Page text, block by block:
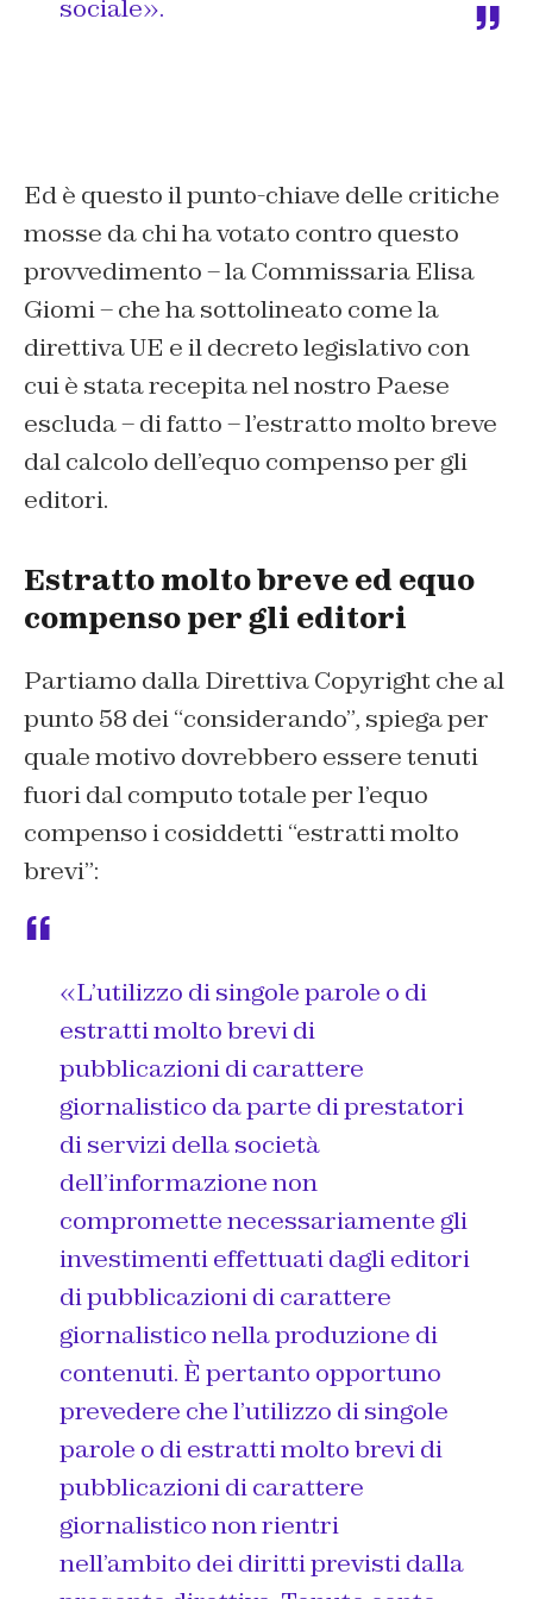
sociale».
Ed è questo il punto-chiave delle critiche
mosse da chi ha votato contro questo
provvedimento – la Commissaria Elisa
Giomi – che ha sottolineato come la
direttiva UE e il decreto legislativo con
cui è stata recepita nel nostro Paese
escluda – di fatto – l’estratto molto breve
dal calcolo dell’equo compenso per gli
editori.
Estratto molto breve ed equo
compenso per gli editori
Partiamo dalla Direttiva Copyright che al
punto 58 dei “considerando”, spiega per
quale motivo dovrebbero essere tenuti
fuori dal computo totale per l’equo
compenso i cosiddetti “estratti molto
brevi”:
«L’utilizzo di singole parole o di
estratti molto brevi di
pubblicazioni di carattere
giornalistico da parte di prestatori
di servizi della società
dell’informazione non
compromette necessariamente gli
investimenti effettuati dagli editori
di pubblicazioni di carattere
giornalistico nella produzione di
contenuti. È pertanto opportuno
prevedere che l’utilizzo di singole
parole o di estratti molto brevi di
pubblicazioni di carattere
giornalistico non rientri
nell’ambito dei diritti previsti dalla